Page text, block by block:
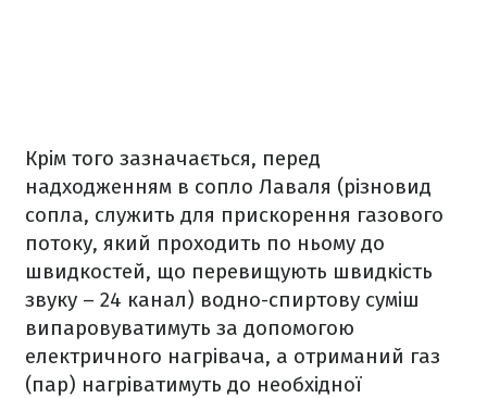
Крім того зазначається, перед
надходженням в сопло Лаваля (різновид
сопла, служить для прискорення газового
потоку, який проходить по ньому до
швидкостей, що перевищують швидкість
звуку – 24 канал) водно-спиртову суміш
випаровуватимуть за допомогою
електричного нагрівача, а отриманий газ
(пар) нагріватимуть до необхідної